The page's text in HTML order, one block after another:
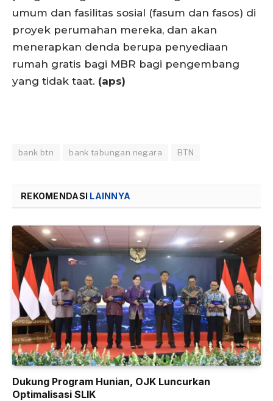
umum dan fasilitas sosial (fasum dan fasos) di
proyek perumahan mereka, dan akan
menerapkan denda berupa penyediaan
rumah gratis bagi MBR bagi pengembang
yang tidak taat. (aps)
bank btn bank tabungan negara BTN
REKOMENDASI LAINNYA
Dukung Program Hunian, OJK Luncurkan
Optimalisasi SLIK